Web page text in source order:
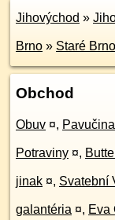
Jihovýchod »
Brno » Staré Brno
Obchod
Obuv ¤,
Potraviny ¤,
jinak ¤, Svatební
galantéria ¤, Eva